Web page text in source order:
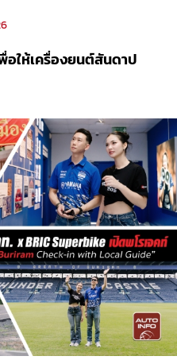
อให้เครื่องยนต์สันดาป